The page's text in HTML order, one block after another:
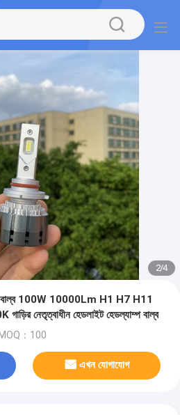
2/4
বাল্ব 100W 10000Lm H1 H7 H11
নেতৃত্বাধীন হেডলাইট হেডল্যাম্প বাল্ব
MOQ：100
এখন যোগাযোগ